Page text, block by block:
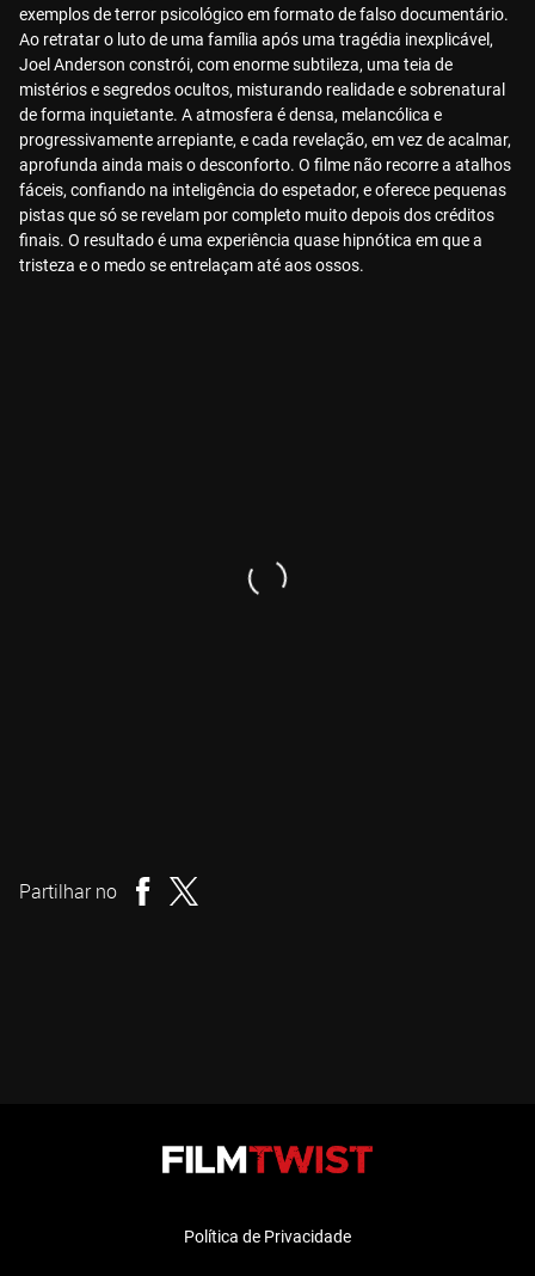
exemplos de terror psicológico em formato de falso documentário.
Ao retratar o luto de uma família após uma tragédia inexplicável,
Joel Anderson constrói, com enorme subtileza, uma teia de
mistérios e segredos ocultos, misturando realidade e sobrenatural
de forma inquietante. A atmosfera é densa, melancólica e
progressivamente arrepiante, e cada revelação, em vez de acalmar,
aprofunda ainda mais o desconforto. O filme não recorre a atalhos
fáceis, confiando na inteligência do espetador, e oferece pequenas
pistas que só se revelam por completo muito depois dos créditos
finais. O resultado é uma experiência quase hipnótica em que a
tristeza e o medo se entrelaçam até aos ossos.
Partilhar no
Política de Privacidade